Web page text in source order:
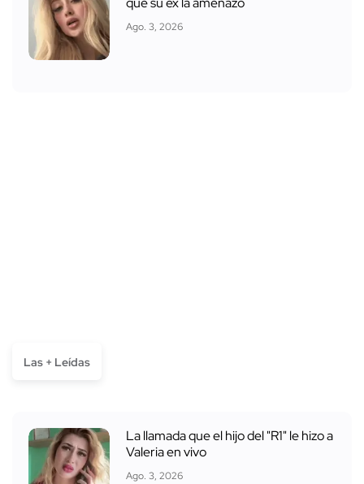
Ago. 3, 2026
Las + Leídas
La llamada que el hijo del "R1" le hizo a
Valeria en vivo
Ago. 3, 2026